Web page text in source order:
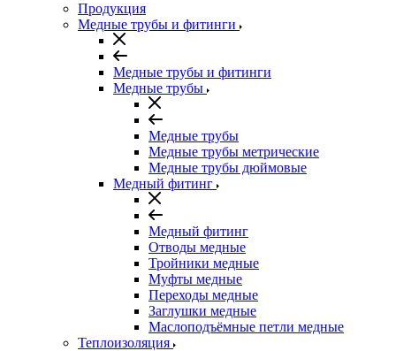
Продукция
Медные трубы и фитинги
Медные трубы и фитинги
Медные трубы
Медные трубы
Медные трубы метрические
Медные трубы дюймовые
Медный фитинг
Медный фитинг
Отводы медные
Тройники медные
Муфты медные
Переходы медные
Заглушки медные
Маслоподъёмные петли медные
Теплоизоляция